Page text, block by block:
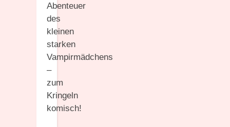
Abenteuer
des
kleinen
starken
Vampirmädchens
–
zum
Kringeln
komisch!